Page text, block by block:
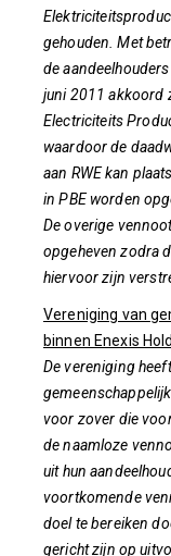
gehouden. Met
de
juni 2011 akkoord
Electriciteits
waardoor de
aan RWE kan
in PBE worden
De overige
opgeheven zodra
hiervoor zijn
Vereniging van
binnen Enexis
De vereniging
voor zover die
de naamloze
uit hun
voortkomende
doel te bereiken
gericht zijn op